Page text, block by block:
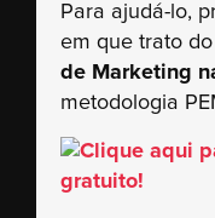
Para ajudá-lo,
em que trato do
de Marketing
metodologia